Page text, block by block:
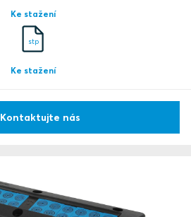
Ke stažení
stp
Ke stažení
Kontaktujte nás